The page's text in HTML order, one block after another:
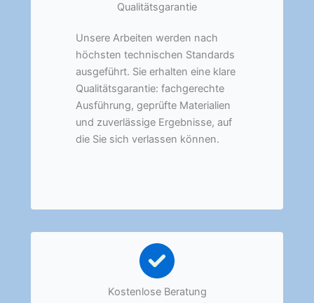
Qualitätsgarantie
Unsere Arbeiten werden nach
höchsten technischen Standards
ausgeführt. Sie erhalten eine klare
Qualitätsgarantie: fachgerechte
Ausführung, geprüfte Materialien
und zuverlässige Ergebnisse, auf
die Sie sich verlassen können.
Kostenlose Beratung